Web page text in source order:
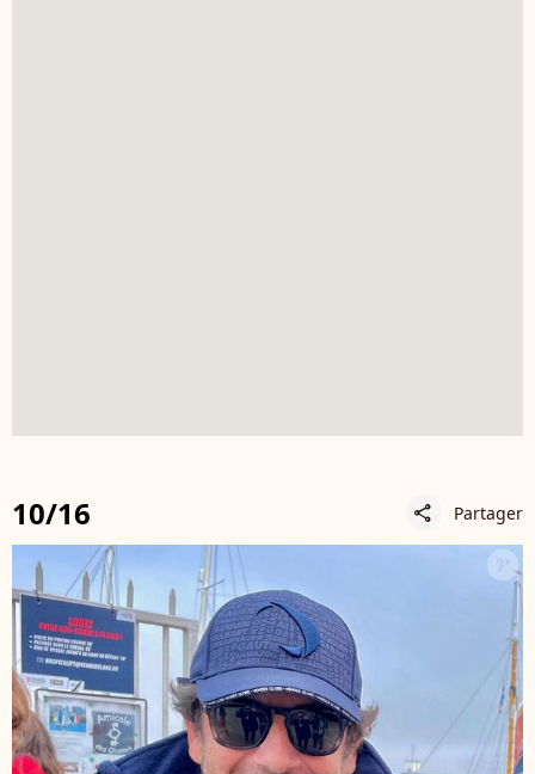
10/16 share Partager